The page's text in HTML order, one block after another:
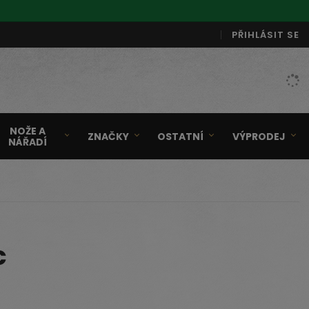
PŘIHLÁSIT SE
NOŽE A
NÁŘADÍ
ZNAČKY OSTATNÍ VÝPRODEJ